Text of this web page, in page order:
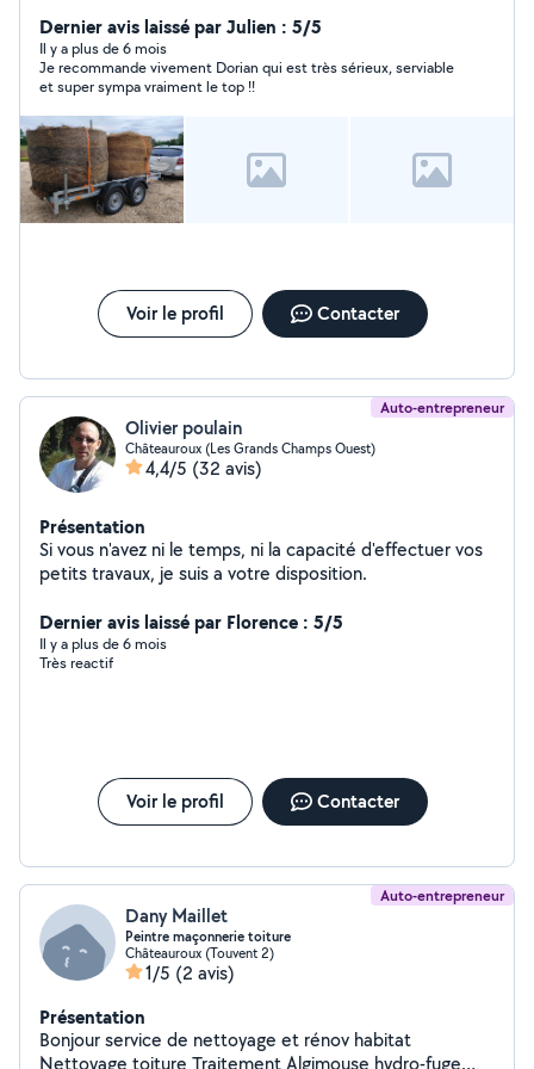
Dernier avis laissé par Julien : 5/5
Il y a plus de 6 mois
Je recommande vivement Dorian qui est très sérieux, serviable
et super sympa vraiment le top !!
Voir le profil Contacter
Auto-entrepreneur
Olivier poulain
Châteauroux (Les Grands Champs Ouest)
4,4/5 (32 avis)
Présentation
Si vous n'avez ni le temps, ni la capacité d'effectuer vos
petits travaux, je suis a votre disposition.
Dernier avis laissé par Florence : 5/5
Il y a plus de 6 mois
Très reactif
Voir le profil Contacter
Auto-entrepreneur
Dany Maillet
Peintre maçonnerie toiture
Châteauroux (Touvent 2)
1/5 (2 avis)
Présentation
Bonjour service de nettoyage et rénov habitat
Nettoyage toiture Traitement Algimouse hydro-fuge